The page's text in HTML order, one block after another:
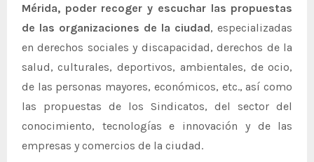
Mérida, poder recoger y escuchar las propuestas
de las organizaciones de la ciudad, especializadas
en derechos sociales y discapacidad, derechos de la
salud, culturales, deportivos, ambientales, de ocio,
de las personas mayores, económicos, etc., así como
las propuestas de los Sindicatos, del sector del
conocimiento, tecnologías e innovación y de las
empresas y comercios de la ciudad.